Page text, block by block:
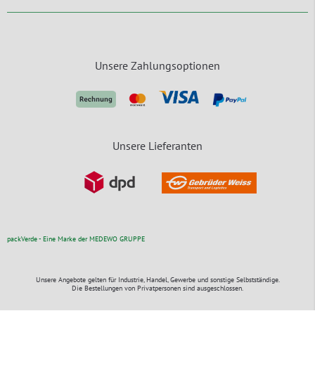
Unsere Zahlungsoptionen
Unsere Lieferanten
packVerde - Eine Marke der MEDEWO GRUPPE
Unsere Angebote gelten für Industrie, Handel, Gewerbe und sonstige Selbstständige.
Die Bestellungen von Privatpersonen sind ausgeschlossen.